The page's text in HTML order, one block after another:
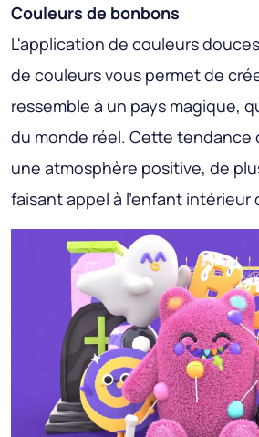
Couleurs de bonbons
L'application de couleurs
de couleurs vous permet de
ressemble à un pays magique,
du monde réel. Cette tendance
une atmosphère positive, de
faisant appel à l’enfant intérieur